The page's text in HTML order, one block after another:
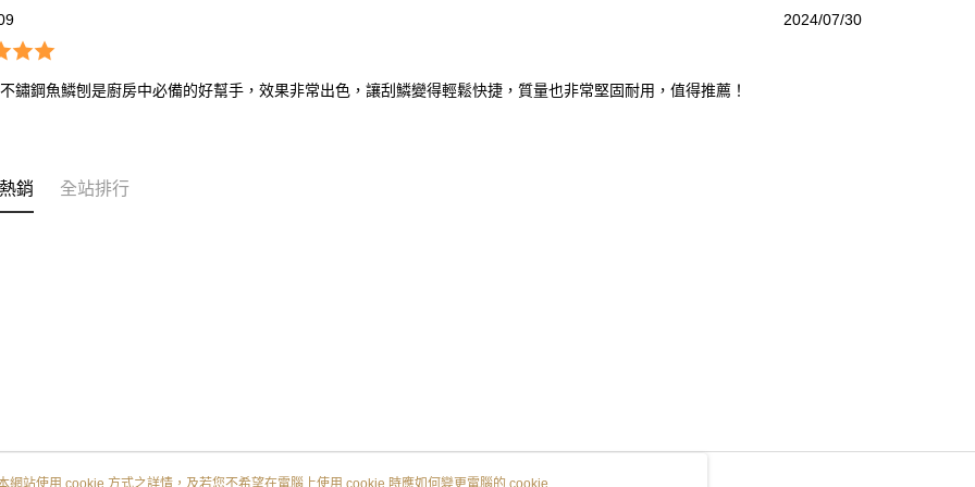
2024/07/30
鏽鋼魚鱗刨是廚房中必備的好幫手，效果非常出色，讓刮鱗變得輕鬆快捷，質量也非常堅固耐用，值得推薦！
銷 全站排行
網站使用 cookie 方式之詳情，及若您不希望在電腦上使用 cookie 時應如何變更電腦的 cookie